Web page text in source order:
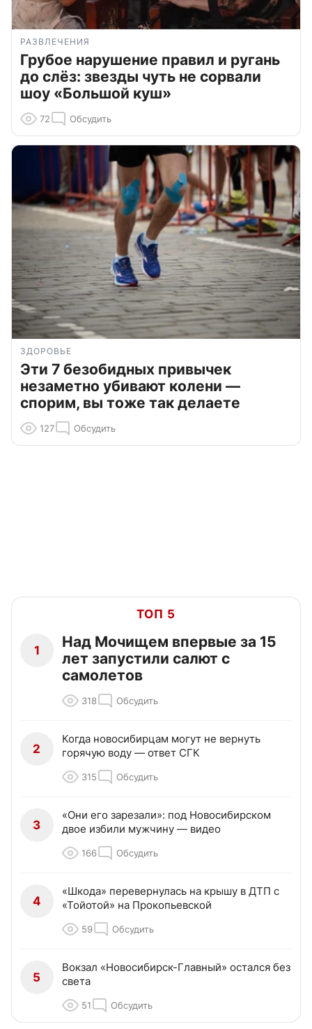
РАЗВЛЕЧЕНИЯ
Грубое нарушение правил и ругань
до слёз: звезды чуть не сорвали
шоу «Большой куш»
72 Обсудить
ЗДОРОВЬЕ
Эти 7 безобидных привычек
незаметно убивают колени —
спорим, вы тоже так делаете
127 Обсудить
ТОП 5
1
Над Мочищем впервые за 15
лет запустили салют с
самолетов
318 Обсудить
2
Когда новосибирцам могут не вернуть
горячую воду — ответ СГК
315 Обсудить
3
«Они его зарезали»: под Новосибирском
двое избили мужчину — видео
166 Обсудить
4
«Шкода» перевернулась на крышу в ДТП с
«Тойотой» на Прокопьевской
59 Обсудить
5
Вокзал «Новосибирск-Главный» остался без
света
51 Обсудить